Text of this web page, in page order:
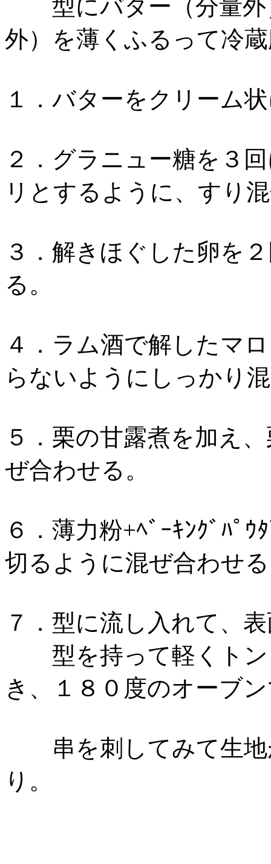
型にバター（分量外
外）を薄くふるって冷
１．バターをクリーム
２．グラニュー糖を３
リとするように、すり
３．解きほぐした卵を
る。
４．ラム酒で解したマ
らないようにしっかり
５．栗の甘露煮を加え
ぜ合わせる。
６．薄力粉+ﾍﾞｰｷﾝｸﾞﾊﾟ
切るように混ぜ合わせ
７．型に流し入れて、
型を持って軽くトン
き、１８０度のオーブ
串を刺してみて生地
り。